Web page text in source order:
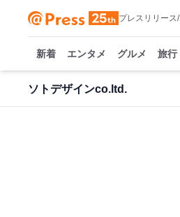
プレスリリー
新着 エンタメ グルメ 旅行
ソトデザインco.ltd.